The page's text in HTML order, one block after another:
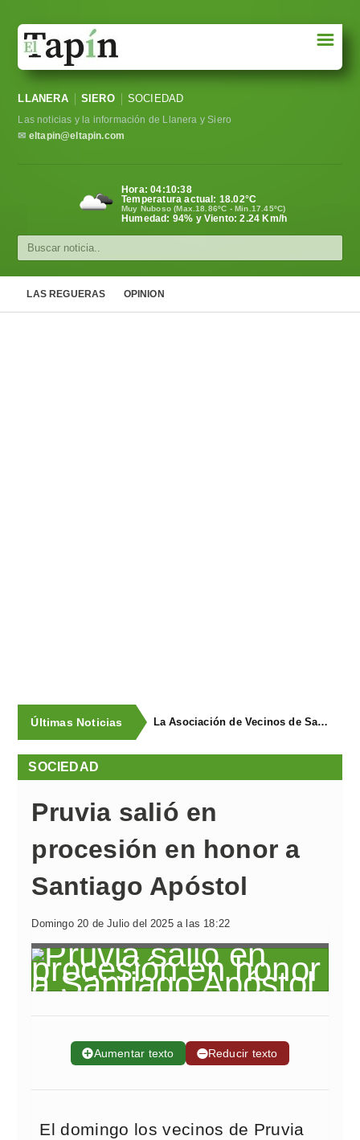
Sociedad
Política
Cultura
☰
LLANERA SIERO SOCIEDAD
Las noticias y la información de Llanera y Siero
✉ eltapin@eltapin.com
Hora:04:10:39
Temperatura actual: 18.02°C
Muy Nuboso (Max.18.86ºC - Min.17.45ºC)
Humedad: 94% y Viento: 2.24 Km/h
LAS REGUERAS OPINION
Últimas Noticias La Asociación de Vecinos de Santa Cruz descubrió los Covarones
SOCIEDAD
Pruvia salió en
procesión en honor a
Santiago Apóstol
Domingo 20 de Julio del 2025 a las 18:22
➕Aumentar texto ➖Reducir texto
El domingo los vecinos de Pruvia